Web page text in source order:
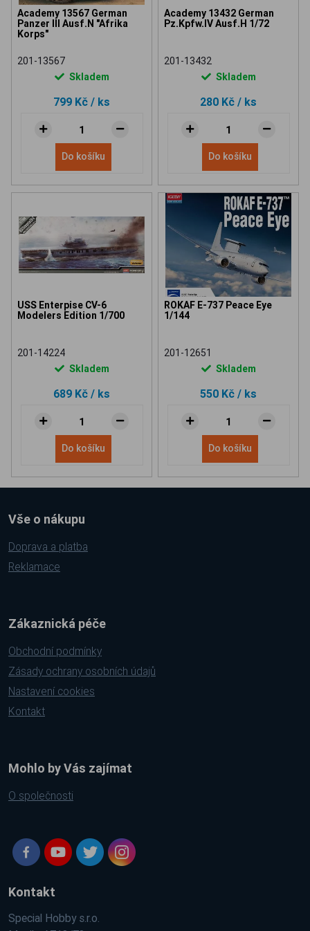
Academy 13567 German
Panzer III Ausf.N "Afrika
Korps"
201-13567
Skladem
799 Kč / ks
Do košíku
Academy 13432 German
Pz.Kpfw.IV Ausf.H 1/72
201-13432
Skladem
280 Kč / ks
Do košíku
USS Enterpise CV-6
Modelers Edition 1/700
201-14224
Skladem
689 Kč / ks
Do košíku
ROKAF E-737 Peace Eye
1/144
201-12651
Skladem
550 Kč / ks
Do košíku
Vše o nákupu
Doprava a platba
Reklamace
Zákaznická péče
Obchodní podmínky
Zásady ochrany osobních údajů
Nastavení cookies
Kontakt
Mohlo by Vás zajímat
O společnosti
Kontakt
Special Hobby s.r.o.